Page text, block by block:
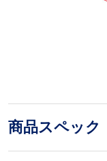
商品スペック